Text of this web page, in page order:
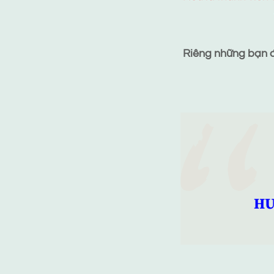
Riêng những bạn